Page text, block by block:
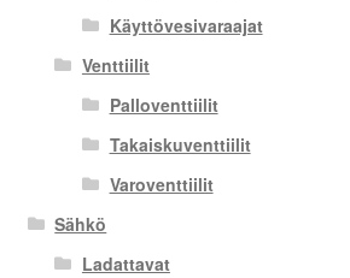
Käyttövesivaraajat
Venttiilit
Palloventtiilit
Takaiskuventtiilit
Varoventtiilit
Sähkö
Ladattavat